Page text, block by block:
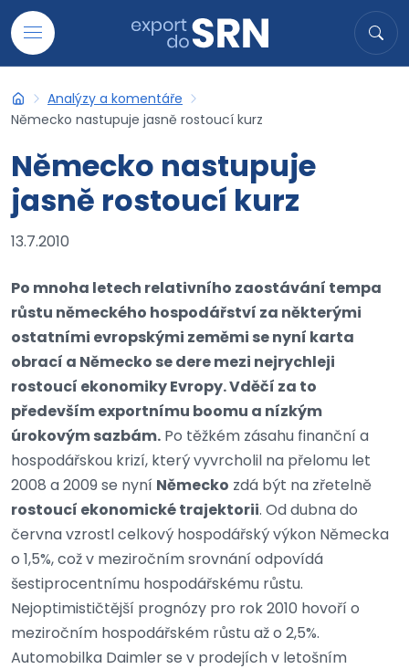
Přejít na obsah
Hledat
Export do SRN
Analýzy a komentáře
Německo nastupuje jasně rostoucí kurz
Německo nastupuje
jasně rostoucí kurz
13.7.2010
Po mnoha letech relativního zaostávání tempa
růstu německého hospodářství za některými
ostatními evropskými zeměmi se nyní karta
obrací a Německo se dere mezi nejrychleji
rostoucí ekonomiky Evropy. Vděčí za to
především exportnímu boomu a nízkým
úrokovým sazbám. Po těžkém zásahu finanční a
hospodářskou krizí, který vyvrcholil na přelomu let
2008 a 2009 se nyní Německo zdá být na zřetelně
rostoucí ekonomické trajektorii. Od dubna do
června vzrostl celkový hospodářský výkon Německa
o 1,5%, což v meziročním srovnání odpovídá
šestiprocentnímu hospodářskému růstu.
Nejoptimističtější prognózy pro rok 2010 hovoří o
meziročním hospodářském růstu až o 2,5%.
Automobilka Daimler se v prodejích v letošním